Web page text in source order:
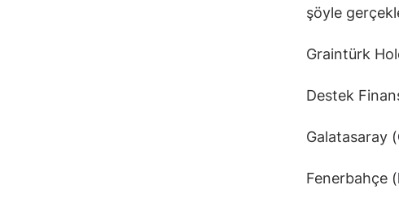
şöyle
Graintürk
Destek
Galatasaray (
Fenerbahçe (